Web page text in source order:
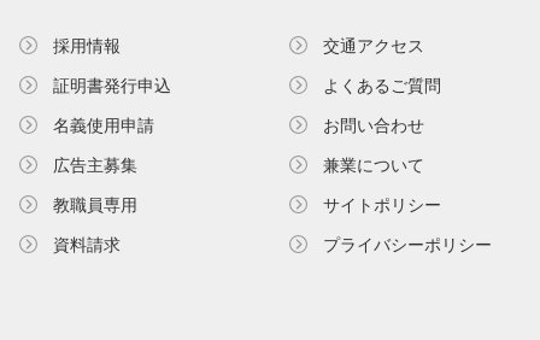
採用情報
証明書発⾏申込
名義使⽤申請
広告主募集
教職員専⽤
資料請求
交通アクセス
よくあるご質問
お問い合わせ
兼業について
サイトポリシー
プライバシーポリシー